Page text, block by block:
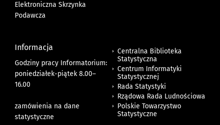
Elektroniczna Skrzynka
Podawcza
Informacja
Godziny pracy Informatorium:
poniedziałek-piątek 8.00–
16.00
zamówienia na dane
statystyczne
Centralna Biblioteka
Statystyczna
Centrum Informatyki
Statystycznej
Rada Statystyki
Rządowa Rada Ludnościowa
Polskie Towarzystwo
Statystyczne